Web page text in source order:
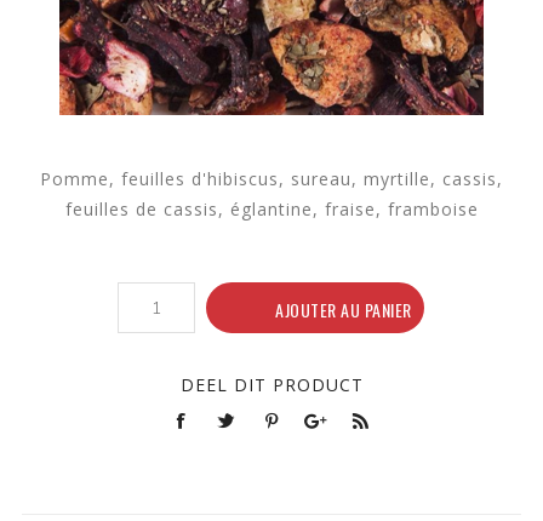
Pomme, feuilles d'hibiscus, sureau, myrtille, cassis,
feuilles de cassis, églantine, fraise, framboise
AJOUTER AU PANIER
DEEL DIT PRODUCT